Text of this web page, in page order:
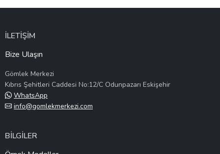
İLETİŞİM
Bize Ulaşın
Gömlek Merkezi
Kıbrıs Şehitleri Caddesi No:12/C Odunpazarı Eskişehir
WhatsApp
info@gomlekmerkezi.com
BİLGİLER